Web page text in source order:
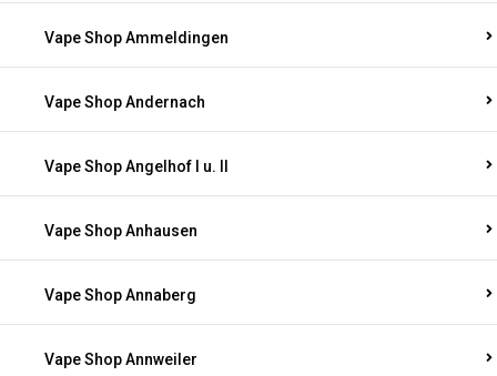
Vape Shop Ammeldingen
Vape Shop Andernach
Vape Shop Angelhof I u. II
Vape Shop Anhausen
Vape Shop Annaberg
Vape Shop Annweiler